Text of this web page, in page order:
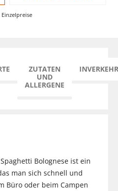
ZUTATEN
UND
ALLERGENE
Bolognese ist ein
man sich schnell und
Büro oder beim Campen